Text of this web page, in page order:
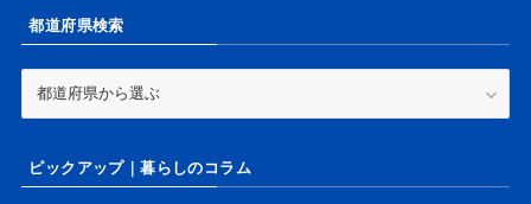
帯
都道府県検索
検ピックアップ｜暮らしのコラム